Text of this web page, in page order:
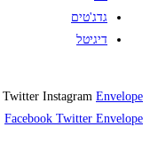
גדג'טים
דיגיטל
Twitter Instagram Envelope
Facebook Twitter Envelope